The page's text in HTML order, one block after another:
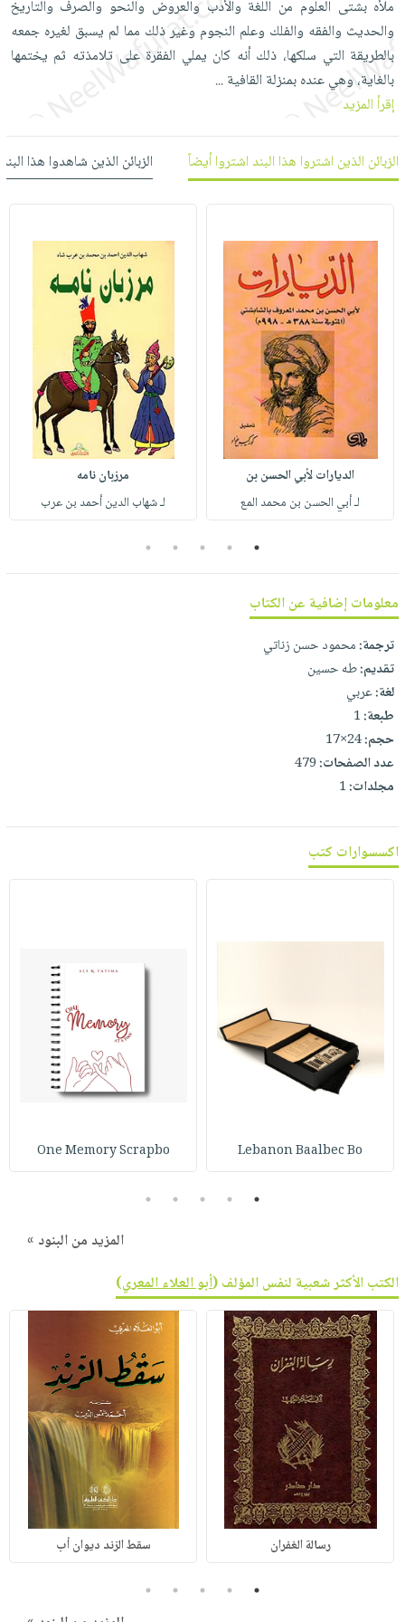
العناية
بالأسنان
الحمية
والتغذية
أدوات
المائدة
الأوعية
والتخزين
أدوات
المطبخ
الأكثر
مبيعاً
العودة
للمدارس
اكسسوارات
كتب
اكسسوارات
ملابس
مطرزات
حقائب
حلي
عناية
بالذات
صابون
أطفال
مناسبات
شحن
مجاني
بنود
مختارة
اشتراكات
كل
الاشتراكات
iKitab
بلا
حدود
متقدم
وفرات
عن
الشركة
سياسة
الشركة
فيديوهات
أسئلة
يتكرر
طرحها
خدمات
وفرات
انشر
تواصل
معنا
حسابك
لائحة
الأمنيات
عربة
التسوق
نشرة
الإصدارات
ملأه بشتى العلوم من اللغة والأدب والعروض والنحو والصرف والتاريخ
والحديث والفقه والفلك وعلم النجوم وغير ذلك مما لم يسبق لغيره جمعه
بالطريقة التي سلكها، ذلك أنه كان يملي الفقرة على تلامذته ثم يختمها
بالغاية، وهي عنده بمنزلة القافية...
إقرأ المزيد
الزبائن الذين اشتروا هذا البند اشتروا أيضاً الزبائن الذين شاهدوا هذا
الديارات لأبي الحسن بن
لـ أبي الحسن بن محمد المع
مرزبان نامه
لـ شهاب الدين أحمد بن عرب
1
2
3
4
5
معلومات إضافية عن الكتاب
ترجمة:محمود حسن زناتي
تقديم:طه حسين
لغة:عربي
طبعة:1
حجم:24×17
عدد الصفحات:479
مجلدات:1
اكسسوارات كتب
Lebanon Baalbec Bo
One Memory Scrapbo
1
2
3
4
5
المزيد من البنود »
الكتب الأكثر شعبية لنفس المؤلف (أبو العلاء المعري)
رسالة الغفران سقط الزند ديوان أب
1
2
3
4
5